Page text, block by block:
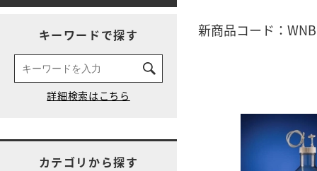
新商品コード：
キーワードで探す
カテゴリから探す